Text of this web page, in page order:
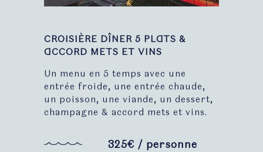
CROISIÈRE DÎNER 5 PLATS &
ACCORD METS ET VINS
Un menu en 5 temps avec une
entrée froide, une entrée chaude,
un poisson, une viande, un dessert,
champagne & accord mets et vins.
325€ / personne